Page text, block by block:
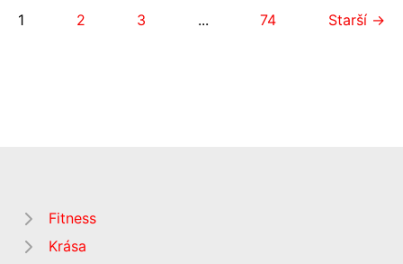
1 2 3 ... 74 Starší →
Fitness
Krása